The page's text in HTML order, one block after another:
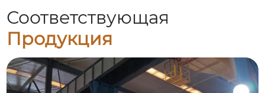
Соответствующая
Продукция